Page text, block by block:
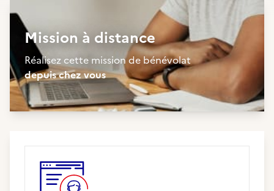
Mission à distance
Réalisez cette mission de bénévolat
depuis chez vous